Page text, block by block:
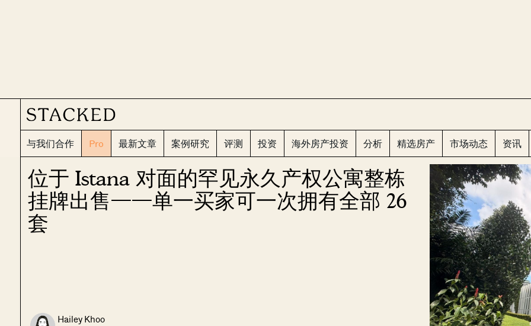
与我们合作 Pro 最新文章 案例研究 评测 投资 海外房产投资 分析 精选房产 市场动态 资讯
位于 Istana 对面的罕见永久产权公寓整栋
挂牌出售——单一买家可一次拥有全部 26
套
Hailey Khoo